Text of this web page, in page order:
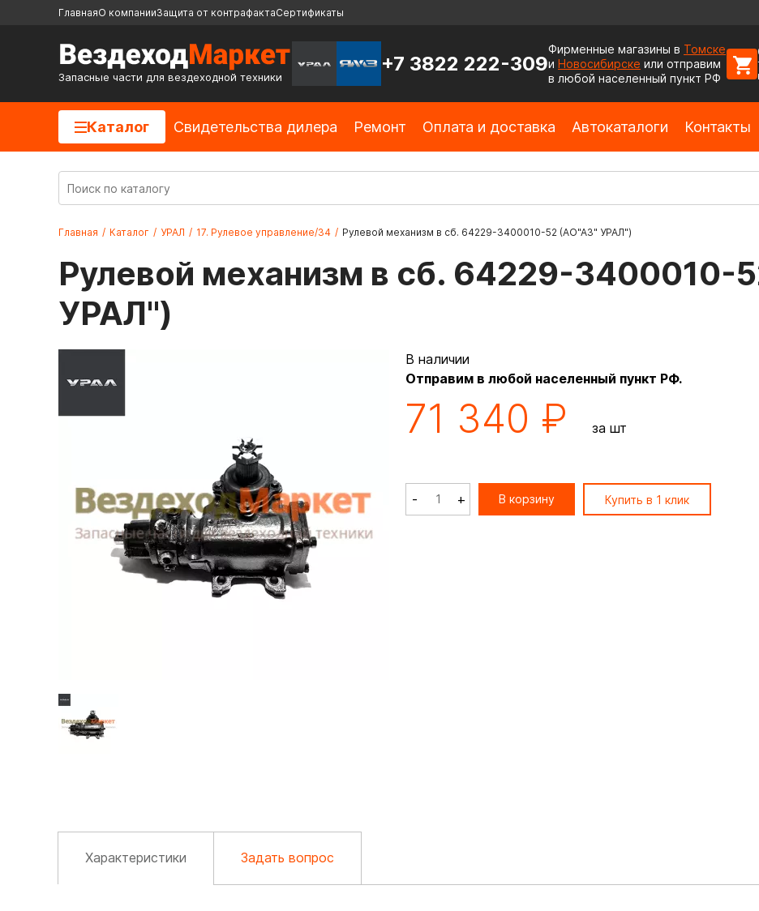
ГлавнаяО компанииЗащита от контрафактаСертификаты
Запасные части для вездеходной техники
+7 3822 222-309
Фирменные магазины в Томске
и Новосибирске или отправим
в любой населенный пункт РФ
Каталог Cвидетельства дилера Ремонт Оплата и доставка Автокаталоги Контакты
Главная / Каталог / УРАЛ / 17. Рулевое управление/34 / Рулевой механизм в сб. 64229-3400010-52 (АО"АЗ" УРАЛ")
Рулевой механизм в сб. 64229-3400010-
УРАЛ")
В наличии
Отправим в любой населенный пункт РФ.
71 340 ₽ за шт
- + В корзину Купить в 1 клик
Характеристики Задать вопрос